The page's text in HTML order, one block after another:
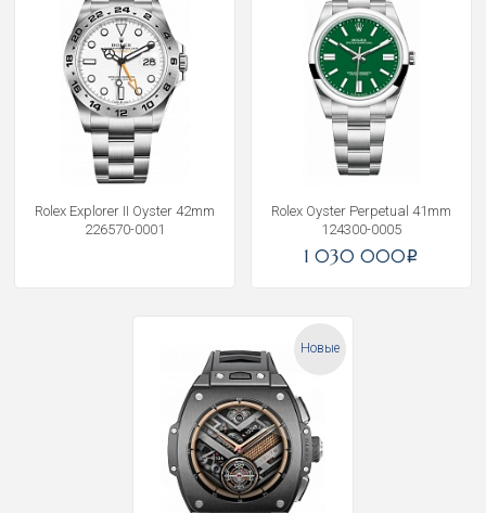
Rolex Explorer II Oyster 42mm
226570-0001
Rolex Oyster Perpetual 41mm
124300-0005
1 030 000i
Новые
Получать на почту